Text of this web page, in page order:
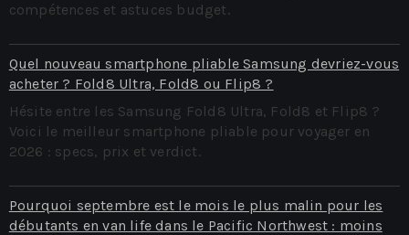
compétences et astuces budget.
Quel nouveau smartphone pliable Samsung devriez-vous
acheter ? Fold8 Ultra, Fold8 ou Flip8 ?
Hésite entre les Samsung Fold8 Ultra, Fold8 et Flip8 ?
Voici le meilleur smartphone pliable pour voyager en
2026 : specs, prix et verdict.
Pourquoi septembre est le mois le plus malin pour les
débutants en van life dans le Pacific Northwest : moins